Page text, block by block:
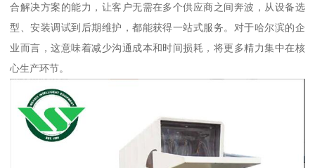
合解决方案的能力，让客户无需在多个供应商之间奔波，从设备选
型、安装调试到后期维护，都能获得一站式服务。对于哈尔滨的企
业而言，这意味着减少沟通成本和时间损耗，将更多精力集中在核
心生产环节。